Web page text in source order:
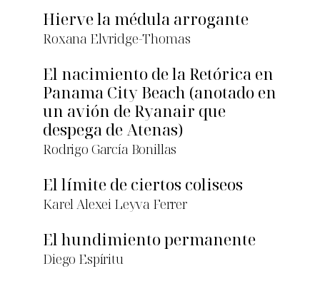
Hierve la médula arrogante
Roxana Elvridge-Thomas
El nacimiento de la Retórica en
Panama City Beach (anotado en
un avión de Ryanair que
despega de Atenas)
Rodrigo García Bonillas
El límite de ciertos coliseos
Karel Alexei Leyva Ferrer
El hundimiento permanente
Diego Espíritu